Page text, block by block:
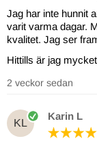
Jag har inte hunnit
varit varma dagar.
kvalitet. Jag ser
2 veckor sedan
KL
Karin L